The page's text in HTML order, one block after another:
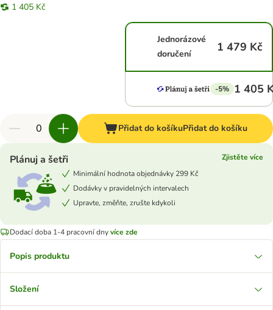
1 405 Kč
Jednorázové
doručení
1 479 Kč
-5% 1 405
Přidat do košíkuPřidat do košíku
Plánuj a šetři
Zjistěte více
Minimální hodnota objednávky 299 Kč
Dodávky v pravidelných intervalech
Upravte, změňte, zrušte kdykoli
Dodací doba 1-4 pracovní dnyvíce zde
Popis produktu
Složení